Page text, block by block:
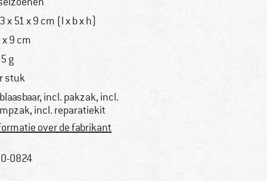
x 51 x 9 cm (l x b x h)
9 cm
g
stuk
incl. pakzak, incl.
incl. reparatiekit
over de fabrikant
0824